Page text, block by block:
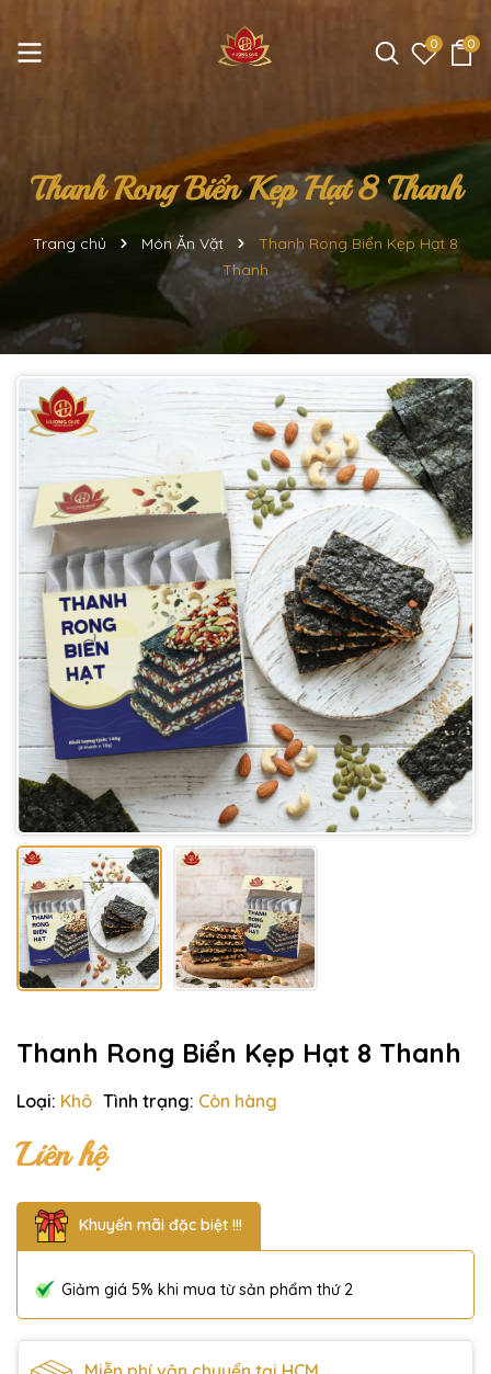
0 0
Thanh Rong Biển Kẹp Hạt 8 Thanh
Trang chủ Món Ăn Vặt
Thanh Rong Biển Kẹp Hạt 8
Thanh
Thanh Rong Biển Kẹp Hạt 8 Thanh
Loại: Khô Tình trạng: Còn hàng
Liên hệ
Khuyến mãi đặc biệt !!!
Giảm giá 5% khi mua từ sản phẩm thứ 2